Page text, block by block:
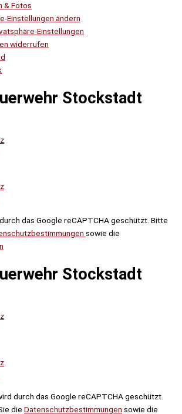
& Fotos
Einstellungen ändern
Einstellungen
widerrufen
Stockstadt
das Google reCAPTCHA geschützt. Bitte
sowie die
Stockstadt
durch das Google reCAPTCHA geschützt.
die Datenschutzbestimmungen sowie die